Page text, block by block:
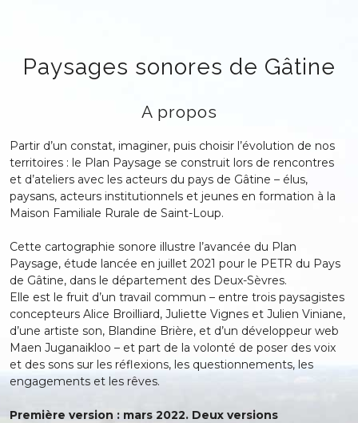
Paysages sonores de Gâtine
A propos
Partir d’un constat, imaginer, puis choisir l’évolution de nos
territoires : le Plan Paysage se construit lors de rencontres
et d’ateliers avec les acteurs du pays de Gâtine – élus,
paysans, acteurs institutionnels et jeunes en formation à la
Maison Familiale Rurale de Saint-Loup.
Cette cartographie sonore illustre l’avancée du Plan
Paysage, étude lancée en juillet 2021 pour le PETR du Pays
de Gâtine, dans le département des Deux-Sèvres.
Elle est le fruit d’un travail commun – entre trois paysagistes
concepteurs Alice Broilliard, Juliette Vignes et Julien Viniane,
d’une artiste son, Blandine Brière, et d’un développeur web
Maen Juganaikloo – et part de la volonté de poser des voix
et des sons sur les réflexions, les questionnements, les
engagements et les rêves.
Première version : mars 2022. Deux versions